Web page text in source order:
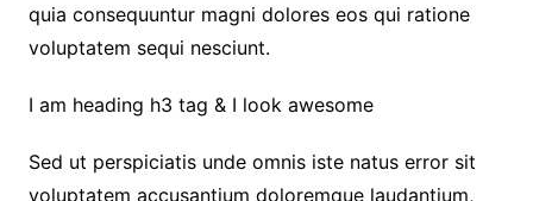
quia consequuntur magni dolores eos qui ratione
voluptatem sequi nesciunt.
I am heading h3 tag & I look awesome
Sed ut perspiciatis unde omnis iste natus error sit
voluptatem accusantium doloremque laudantium,